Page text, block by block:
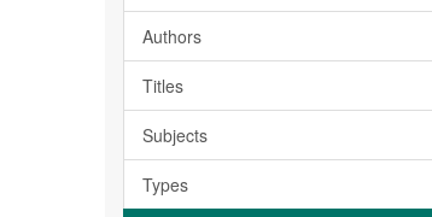
Authors
Titles
Subjects
Types